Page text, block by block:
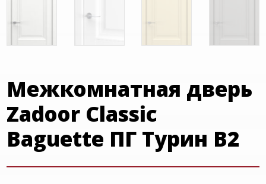
Межкомнатная дверь
Zadoor Classic
Baguette ПГ Турин В2